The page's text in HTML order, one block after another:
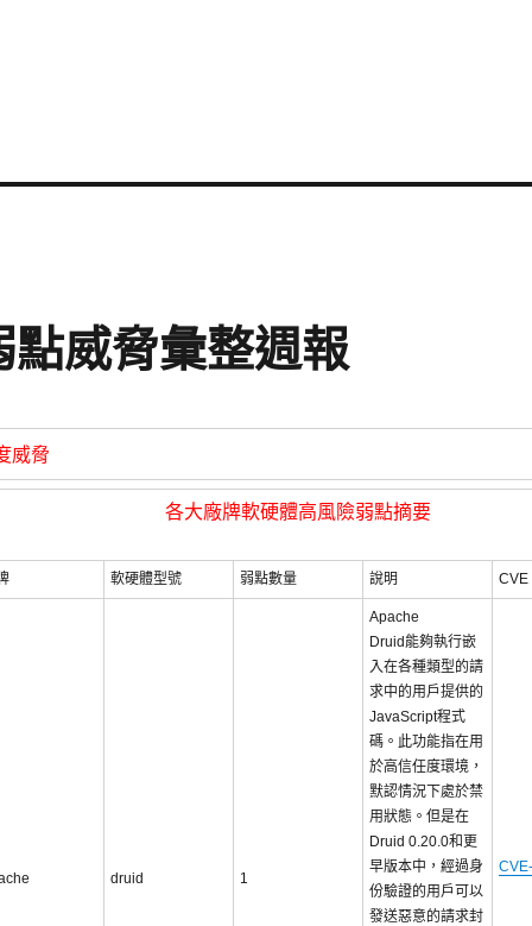
威脅彙整週報
威脅
各大廠牌軟硬體高風險弱點摘要
軟硬體型號 弱點數量 說明 CVE
druid 1
Apache
Druid能夠執行嵌
入在各種類型的請
求中的用戶提供的
JavaScript程式
碼。此功能指在用
於高信任度環境，
默認情況下處於禁
用狀態。但是在
Druid 0.20.0和更
早版本中，經過身
份驗證的用戶可以
發送惡意的請求封